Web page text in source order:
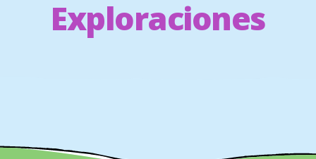
Exploraciones